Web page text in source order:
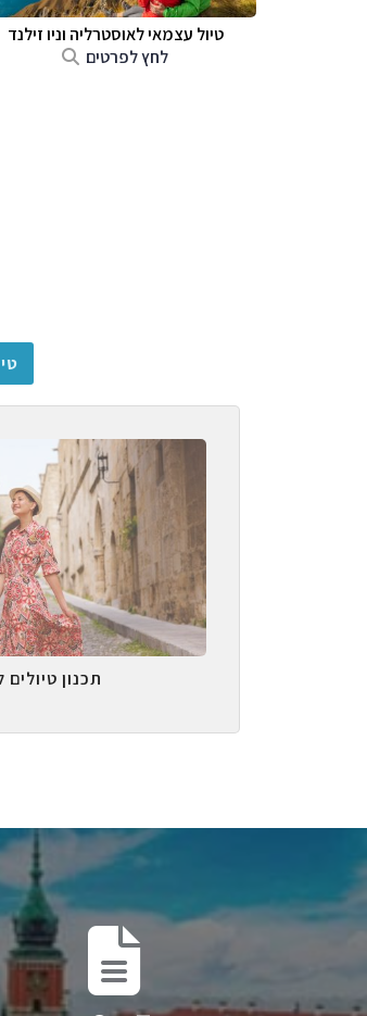
טיול עצמאי לאוסטרליה וניו זילנד
לחץ לפרטים
תכנון